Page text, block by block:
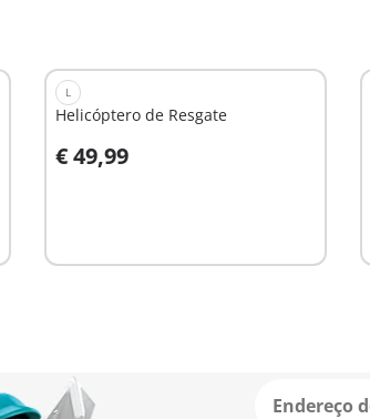
L
Helicóptero de Resgate
€ 49,99
Ao carrinho